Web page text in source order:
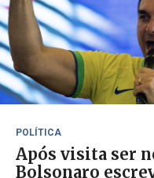
POLÍTICA
Após visita ser
Bolsonaro